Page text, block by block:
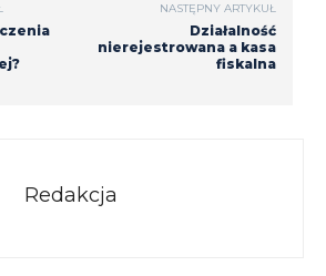
NASTĘPNY ARTYKUŁ
Działalność
nierejestrowana a kasa
fiskalna
Redakcja